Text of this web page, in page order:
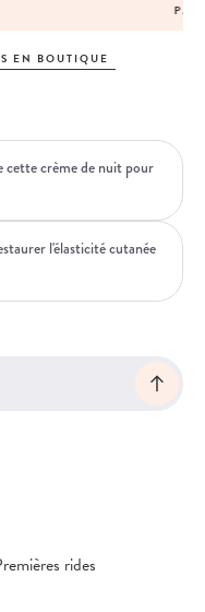
EN BOUTIQUE
cette crème de nuit pour
l'élasticité cutanée
rides